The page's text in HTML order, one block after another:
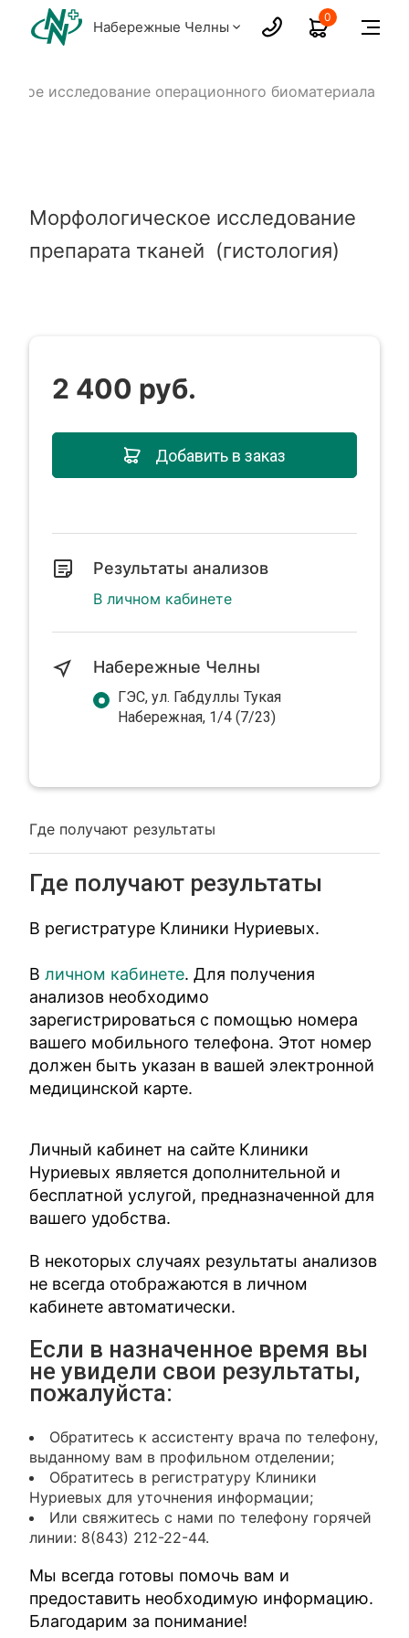
Набережные Челны
0
исследование операционного биоматериала
Морфологическое исследование
препарата тканей (гистология)
Где получают результаты
Где получают результаты
В регистратуре Клиники Нуриевых.
Вличном кабинете. Для получения
анализов необходимо
зарегистрироваться с помощью номера
вашего мобильного телефона. Этот номер
должен быть указан в вашей электронной
медицинской карте.
Личный кабинет на сайте Клиники
Нуриевых является дополнительной и
бесплатной услугой, предназначенной для
вашего удобства.
В некоторых случаях результаты анализов
не всегда отображаются в личном
кабинете автоматически.
Если в назначенное время вы
не увидели свои результаты,
пожалуйста:
Обратитесь к ассистенту врача по телефону,
выданному вам в профильном отделении;
Обратитесь в регистратуру Клиники
Нуриевых для уточнения информации;
Или свяжитесь с нами по телефону горячей
линии: 8(843) 212-22-44.
Мы всегда готовы помочь вам и
предоставить необходимую информацию.
Благодарим за понимание!
2 400 руб.
Добавить в заказ
Результаты анализов
В личном кабинете
Набережные Челны
ГЭС, ул. Габдуллы Тукая
Набережная, 1/4 (7/23)